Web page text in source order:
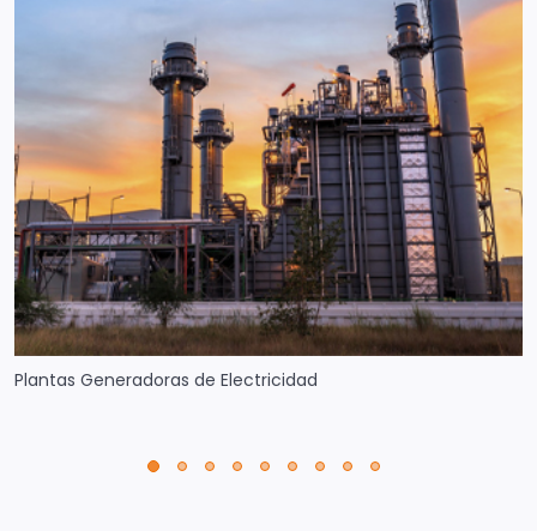
Plantas Generadoras de Electricidad